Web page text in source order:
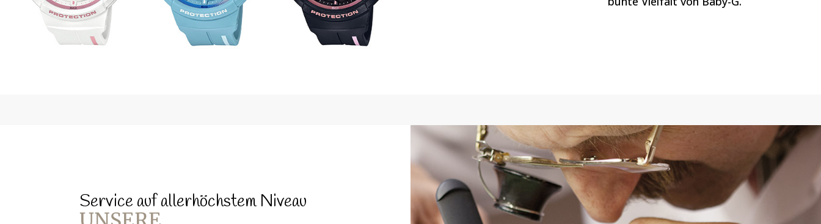
Service auf allerhöchstem Niveau